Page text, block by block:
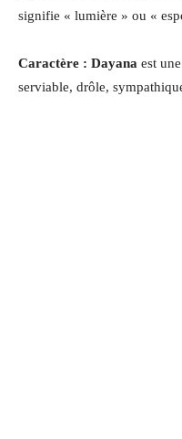
signifie « lumière » ou «
Caractère : Dayana est
serviable, drôle,